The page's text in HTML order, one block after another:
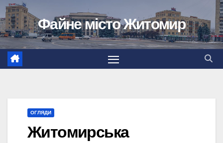
Перейти
до
вмісту
Файне місто Житомир
ОГЛЯДИ
Житомирська